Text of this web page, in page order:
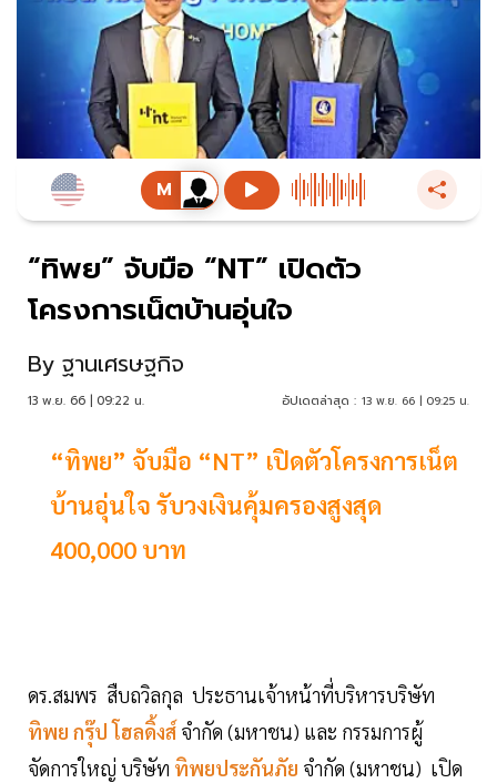
“ทิพย” จับมือ “NT” เปิดตัว
โครงการเน็ตบ้านอุ่นใจ
By ฐานเศรษฐกิจ
13 พ.ย. 66 | 09:22 น. อัปเดตล่าสุด : 13 พ.ย. 66 | 09:25 น.
“ทิพย” จับมือ “NT” เปิดตัวโครงการเน็ต
บ้านอุ่นใจ รับวงเงินคุ้มครองสูงสุด
400,000 บาท
ดร.สมพร สืบถวิลกุล ประธานเจ้าหน้าที่บริหารบริษัท
ทิพย กรุ๊ป โฮลดิ้งส์ จำกัด (มหาชน) และ กรรมการผู้
จัดการใหญ่ บริษัท ทิพยประกันภัย จำกัด (มหาชน) เปิด